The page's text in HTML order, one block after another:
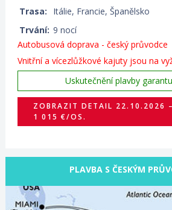
Trasa:
Itálie, Francie, Španělsko
Trvání: 9 nocí
Autobusová doprava - český průvodce
Vnitřní a vícezlůžkové kajuty jsou na
Uskutečnění plavby
ZOBRAZIT DETAIL 22.10.2026
1 015 €/OS.
PLAVBA S ČESKÝM